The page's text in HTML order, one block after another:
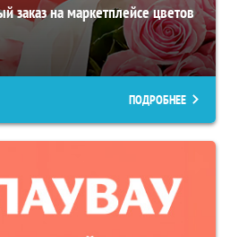
заказ на маркетплейсе цветов
ПОДРОБНЕЕ